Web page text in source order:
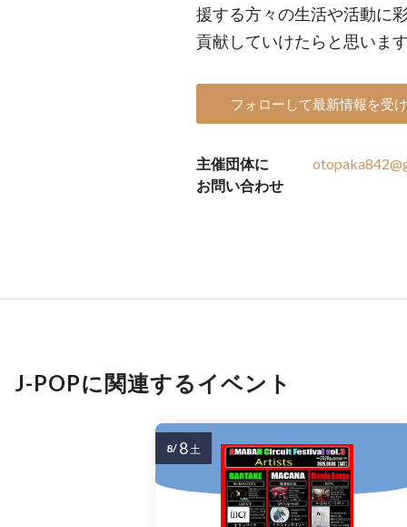
援する方々の生活や活動に
貢献していけたらと思いま
フォローして最新情報を受
主催団体に
お問い合わせ
J-POPに関連するイベント
8/ 8土